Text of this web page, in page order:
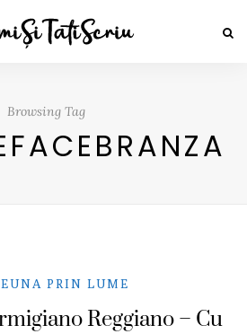
Browsing Tag
PRIN LUME
Reggiano – Cu